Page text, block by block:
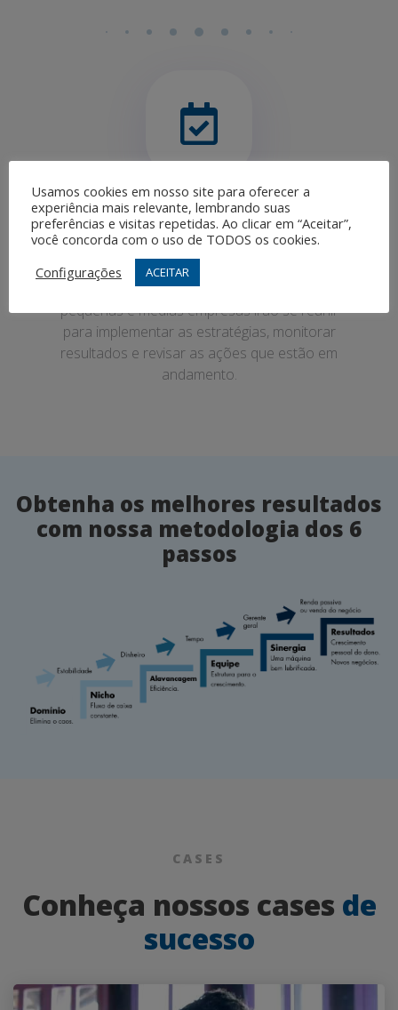
Acompanhamento
Uma vez por semana você e um de nossos
especialistas com experiência prática em
pequenas e médias empresas irão se reunir
para implementar as estratégias, monitorar
resultados e revisar as ações que estão em
andamento.
Obtenha os melhores resultados
com nossa metodologia dos 6
passos
CASES
Conheça nossos cases de
sucesso
Usamos cookies em nosso site para oferecer a
experiência mais relevante, lembrando suas
preferências e visitas repetidas. Ao clicar em “Aceitar”,
você concorda com o uso de TODOS os cookies.
Configurações
ACEITAR